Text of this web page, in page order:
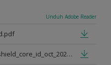
Unduh Adobe Reader
tds_a918_dulux_weathershield_core_id_oct_2021.pdf